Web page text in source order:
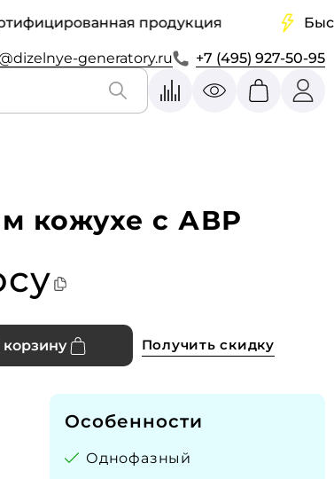
продукция
generatory.ru +7 (495) 927-50-95
кожухе с АВР
корзину Получить скидку
Особенности
Однофазный